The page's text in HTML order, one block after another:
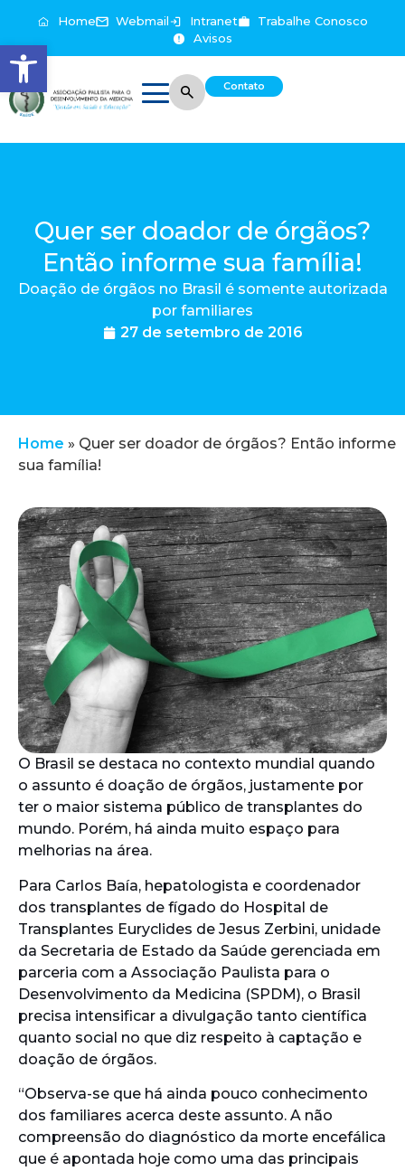
Abrir a barra de ferramentas
Home Webmail Intranet
Trabalhe Conosco
Avisos
Contato
Quer ser doador de órgãos?
Então informe sua família!
Doação de órgãos no Brasil é somente autorizada
por familiares
27 de setembro de 2016
Home » Quer ser doador de órgãos? Então informe
sua família!
O Brasil se destaca no contexto mundial quando
o assunto é doação de órgãos, justamente por
ter o maior sistema público de transplantes do
mundo. Porém, há ainda muito espaço para
melhorias na área.
Para Carlos Baía, hepatologista e coordenador
dos transplantes de fígado do Hospital de
Transplantes Euryclides de Jesus Zerbini, unidade
da Secretaria de Estado da Saúde gerenciada em
parceria com a Associação Paulista para o
Desenvolvimento da Medicina (SPDM), o Brasil
precisa intensificar a divulgação tanto científica
quanto social no que diz respeito à captação e
doação de órgãos.
“Observa-se que há ainda pouco conhecimento
dos familiares acerca deste assunto. A não
compreensão do diagnóstico da morte encefálica
que é apontada hoje como uma das principais